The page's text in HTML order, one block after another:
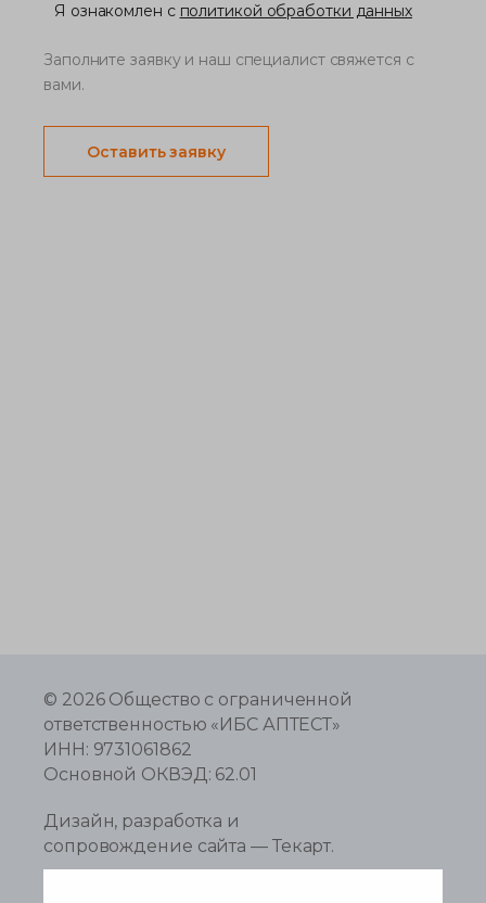
Я ознакомлен с политикой обработки данных
Заполните заявку и наш специалист свяжется с
вами.
Оставить заявку
© 2026 Общество с ограниченной
ответственностью «ИБС АПТЕСТ»
ИНН: 9731061862
Основной ОКВЭД: 62.01
Дизайн, разработка и
сопровождение сайта — Текарт.